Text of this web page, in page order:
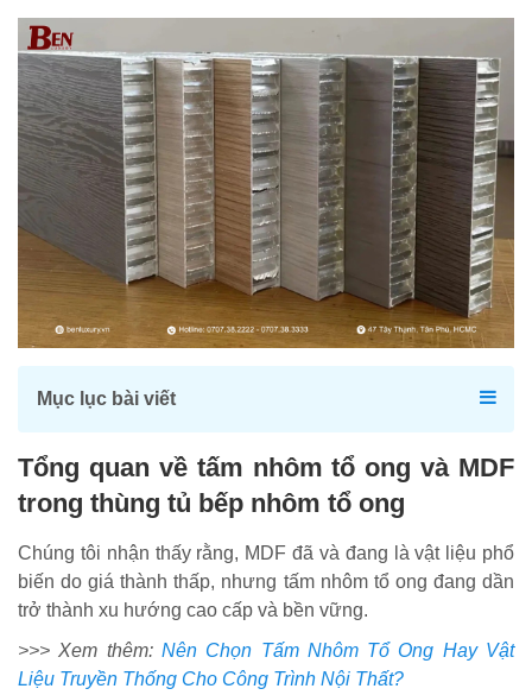
Mục lục bài viết
Tổng quan về tấm nhôm tổ ong và MDF
trong thùng tủ bếp nhôm tổ ong
Chúng tôi nhận thấy rằng, MDF đã và đang là vật liệu phổ
biến do giá thành thấp, nhưng tấm nhôm tổ ong đang dần
trở thành xu hướng cao cấp và bền vững.
>>> Xem thêm: Nên Chọn Tấm Nhôm Tổ Ong Hay Vật
Liệu Truyền Thống Cho Công Trình Nội Thất?